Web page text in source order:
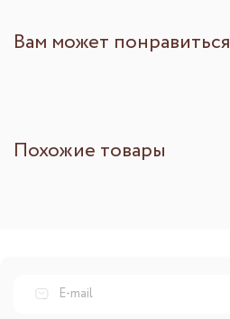
Вам может понравиться
Похожие товары